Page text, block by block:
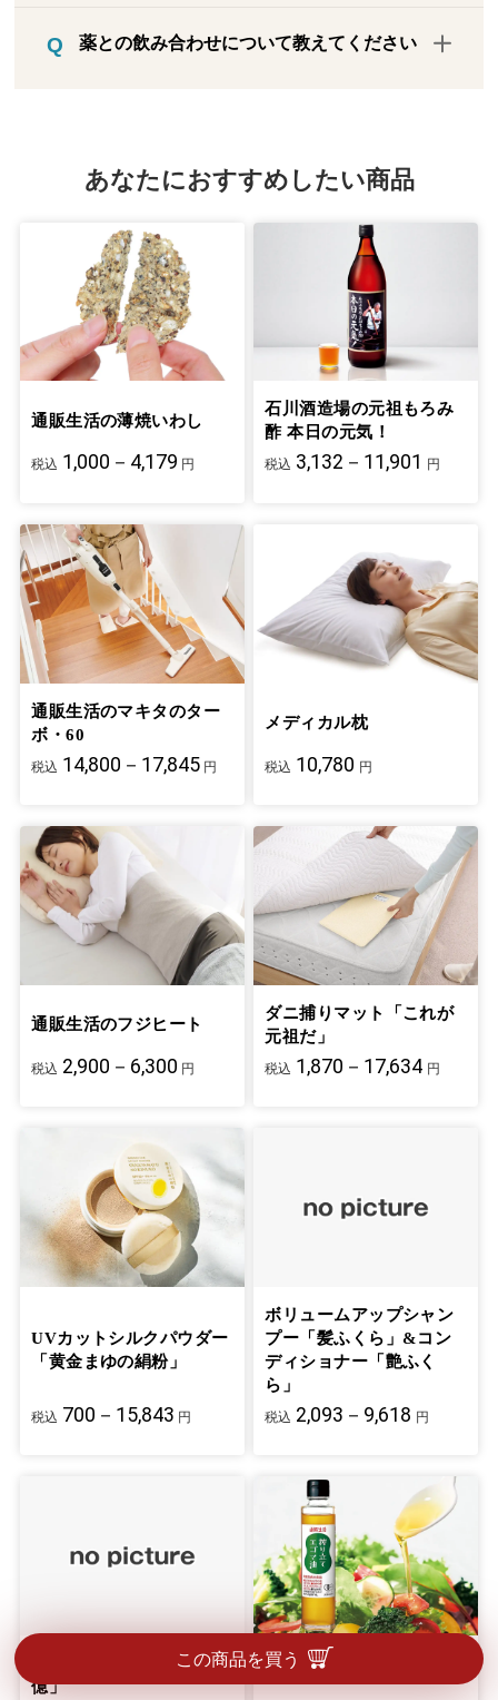
この商品を買う
／日なのに対し、骨そしょう症学会が推奨
約2500mg／日であり、薄焼いわしのカル
シウムは1枚あたり26mg。通常であればた
くさん食べても摂り過ぎの心配はございま
せん。
健康についてご心配な方は下記フリーダイ
ヤルでご相談を承ります。
養生食品フリーダイヤル：0120-250-730
※平日午前10時～午後4時まで
す。また、苦手な食材の回はいわし100％
薬との飲み合わせについて教えてください
※平日午前10時～午後4時まで
あなたにおすすめしたい商品
通販生活の薄焼いわし
税込 1,000－4,179 円
石川酒造場の元祖もろみ
酢 本日の元気！
税込 3,132－11,901 円
通販生活のマキタのター
ボ・60
税込 14,800－17,845 円
メディカル枕
税込 10,780 円
通販生活のフジヒート
税込 2,900－6,300 円
ダニ捕りマット「これが
元祖だ」
税込 1,870－17,634 円
UVカットシルクパウダー
「黄金まゆの絹粉」
税込 700－15,843 円
ボリュームアップシャン
プー「髪ふくら」&コン
ディショナー「艶ふく
ら」
税込 2,093－9,618 円
植物乳酸菌飲料「毎日千
億」